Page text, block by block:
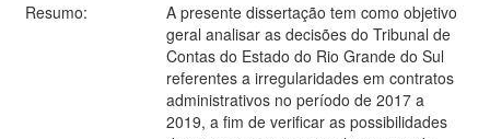
Resumo:
A presente dissertação tem como objetivo
geral analisar as decisões do Tribunal de
Contas do Estado do Rio Grande do Sul
referentes a irregularidades em contratos
administrativos no período de 2017 a
2019, a fim de verificar as possibilidades